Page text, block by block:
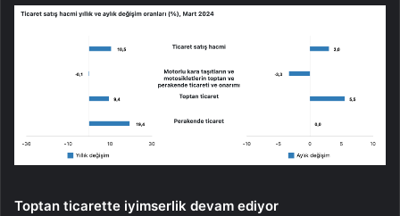
Toptan ticarette iyimserlik devam ediyor